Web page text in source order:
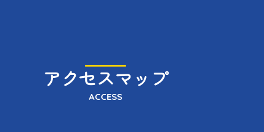
アクセスマップ
ACCESS